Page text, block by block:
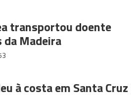
transportou doente
Madeira
à costa em Santa Cruz